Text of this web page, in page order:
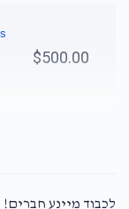
$500.00
לכבוד מיינע חברים!